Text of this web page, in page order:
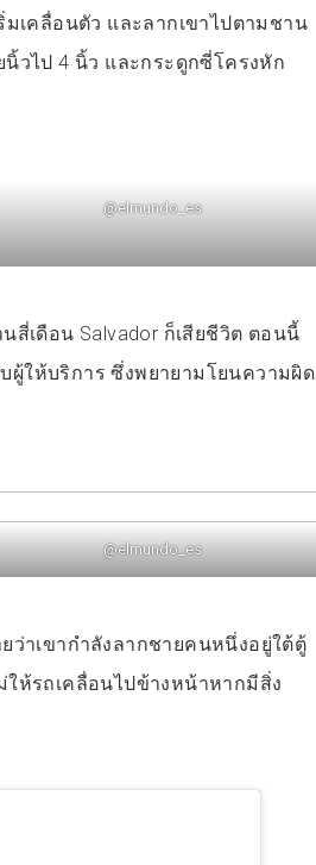
เคลื่อนตัว และลากเขาไปตามชาน
วไป 4 นิ้ว และกระดูกซี่โครงหัก
@elmundo_es
เดือน Salvador ก็เสียชีวิต ตอนนี้
ผู้ให้บริการ ซึ่งพยายามโยนความผิด
@elmundo_es
ว่าเขากำลังลากชายคนหนึ่งอยู่ใต้ตู้
ห้รถเคลื่อนไปข้างหน้าหากมีสิ่ง